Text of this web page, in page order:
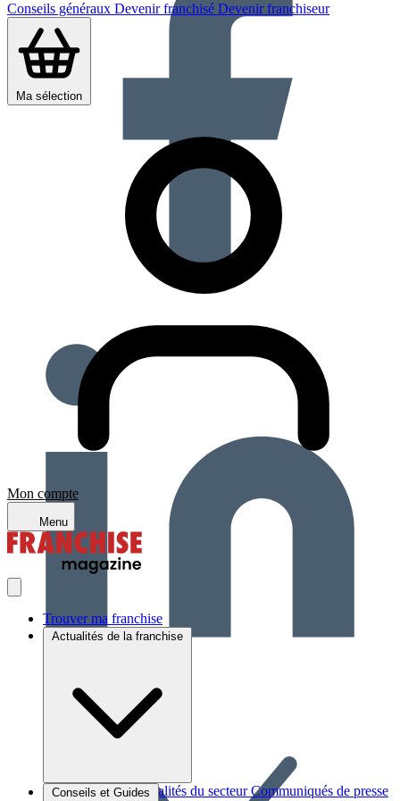
Conseils généraux Devenir franchisé Devenir franchiseur
Ma sélection
Mon compte
Menu
Trouver ma franchise
Actualités de la franchise
Brèves et actus Actualités du secteur Communiqués de presse
Conseils et Guides